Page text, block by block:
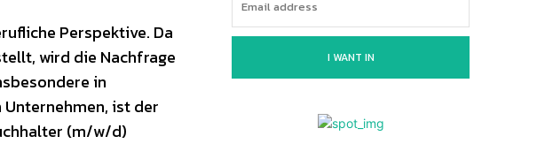
Perspektive. Da
wird die Nachfrage
in
ist der
(m/w/d)
I WANT IN